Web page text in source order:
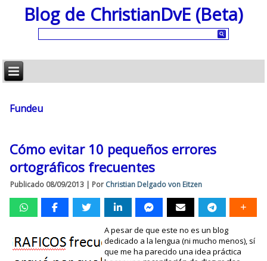
Blog de ChristianDvE (Beta)
Fundeu
Cómo evitar 10 pequeños errores
ortográficos frecuentes
Publicado 08/09/2013 | Por Christian Delgado von Eitzen
A pesar de que este no es un blog
dedicado a la lengua (ni mucho menos), sí
que me ha parecido una idea práctica